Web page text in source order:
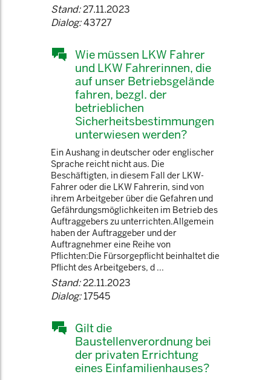
Stand:27.11.2023
Dialog:43727
Wie müssen LKW Fahrer
und LKW Fahrerinnen, die
auf unser Betriebsgelände
fahren, bezgl. der
betrieblichen
Sicherheitsbestimmungen
unterwiesen werden?
Ein Aushang in deutscher oder englischer
Sprache reicht nicht aus. Die
Beschäftigten, in diesem Fall der LKW-
Fahrer oder die LKW Fahrerin, sind von
ihrem Arbeitgeber über die Gefahren und
Gefährdungsmöglichkeiten im Betrieb des
Auftraggebers zu unterrichten.Allgemein
haben der Auftraggeber und der
Auftragnehmer eine Reihe von
Pflichten:Die Fürsorgepflicht beinhaltet die
Pflicht des Arbeitgebers, d ...
Stand:22.11.2023
Dialog:17545
Gilt die
Baustellenverordnung bei
der privaten Errichtung
eines Einfamilienhauses?